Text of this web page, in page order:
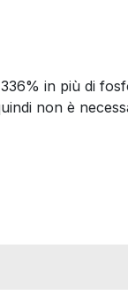
in più di
non è